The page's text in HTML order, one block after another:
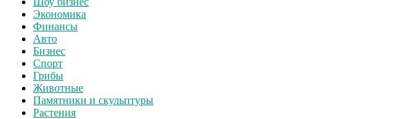
Экономика
Финансы
Авто
Бизнес
Спорт
Грибы
Животные
Памятники и скульптуры
Растения